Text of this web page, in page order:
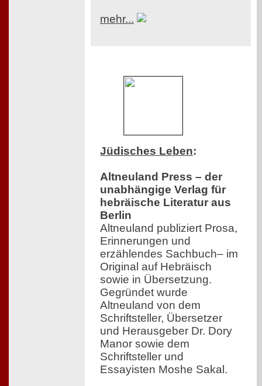
mehr...
Jüdisches Leben:
Altneuland Press – der
unabhängige Verlag für
hebräische Literatur aus
Berlin
Altneuland publiziert Prosa,
Erinnerungen und
erzählendes Sachbuch– im
Original auf Hebräisch
sowie in Übersetzung.
Gegründet wurde
Altneuland von dem
Schriftsteller, Übersetzer
und Herausgeber Dr. Dory
Manor sowie dem
Schriftsteller und
Essayisten Moshe Sakal.